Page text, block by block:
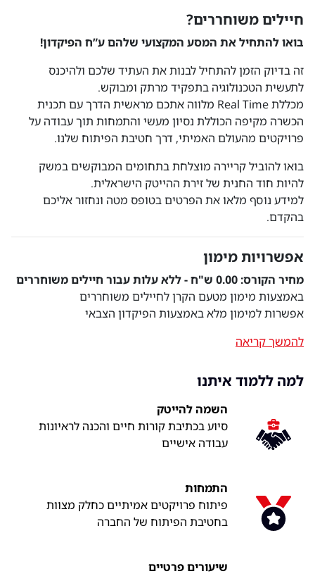
חיילים משוחררים?
בואו להתחיל את המסע המקצועי שלהם ע”ח הפיקדון!
זה בדיוק הזמן להתחיל לבנות את העתיד שלכם ולהיכנס
לתעשית הטכנולוגיה בתפקיד מרתק ומבוקש.
מכללת Real Time מלווה אתכם מראשית הדרך עם תכנית
הכשרה מקיפה הכוללת נסיון מעשי והתמחות תוך עבודה על
פרויקטים מהעולם האמיתי, דרך חטיבת הפיתוח שלנו.
בואו להוביל קריירה מוצלחת בתחומים המבוקשים במשק
להיות חוד החנית של זירת ההייטק הישראלית.
למידע נוסף מלאו את הפרטים בטופס מטה ונחזור אליכם
בהקדם.
אפשרויות מימון
מחיר הקורס: 0.00 ש"ח - ללא עלות עבור חיילים משוחררים
באמצעות מימון מטעם הקרן לחיילים משוחררים
אפשרות למימון מלא באמצעות הפיקדון הצבאי
להמשך קריאה
למה ללמוד איתנו
השמה להייטק
סיוע בכתיבת קורות חיים והכנה לראיונות
עבודה אישיים
התמחות
פיתוח פרויקטים אמיתיים כחלק מצוות
בחטיבת הפיתוח של החברה
שיעורים פרטיים